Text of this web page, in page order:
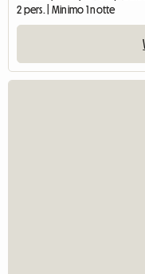
2 pers. | Minimo 1 notte